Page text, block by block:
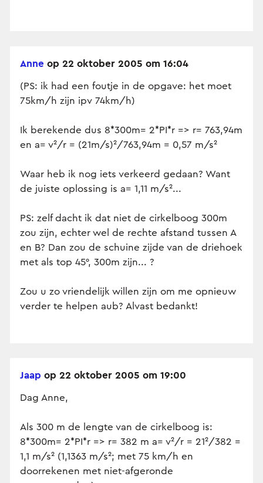
Anne op 22 oktober 2005 om 16:04
(PS: ik had een foutje in de opgave: het moet
75km/h zijn ipv 74km/h)
Ik berekende dus 8*300m= 2*PI*r => r= 763,94m
en a= v²/r = (21m/s)²/763,94m = 0,57 m/s²
Waar heb ik nog iets verkeerd gedaan? Want
de juiste oplossing is a= 1,11 m/s²...
PS: zelf dacht ik dat niet de cirkelboog 300m
zou zijn, echter wel de rechte afstand tussen A
en B? Dan zou de schuine zijde van de driehoek
met als top 45°, 300m zijn... ?
Zou u zo vriendelijk willen zijn om me opnieuw
verder te helpen aub? Alvast bedankt!
Jaap op 22 oktober 2005 om 19:00
Dag Anne,
Als 300 m de lengte van de cirkelboog is:
8*300m= 2*PI*r => r= 382 m a= v²/r = 21²/382 =
1,1 m/s² (1,1363 m/s²; met 75 km/h en
doorrekenen met niet-afgeronde